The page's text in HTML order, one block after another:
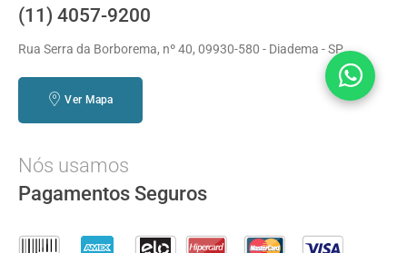
(11) 4057-9200
Rua Serra da Borborema, nº 40, 09930-580 - Diadema - SP
Ver Mapa
Nós usamos
Pagamentos Seguros